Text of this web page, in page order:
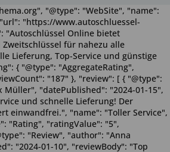
"@type": "WebSite", "name":
"https://www.autoschluessel-
"Autoschlüssel Online bietet
für nahezu alle
Lieferung, Top-Service und günstige
{ "@type": "AggregateRating",
"187" }, "review": [ { "@type":
Müller", "datePublished": "2024-01-15",
und schnelle Lieferung! Der
einwandfrei.", "name": "Toller Service",
"Rating", "ratingValue": "5",
"Review", "author": "Anna
"2024-01-10", "reviewBody": "Top